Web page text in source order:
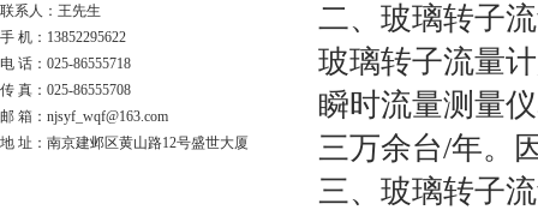
联系人：王先生
手 机：13852295622
电 话：025-86555718
传 真：025-86555708
邮 箱：njsyf_wqf@163.com
地 址：南京建邺区黄山路12号盛世大厦
二、玻璃转子
玻璃转子流量
瞬时流量测量
三万余台/年。
三、玻璃转子